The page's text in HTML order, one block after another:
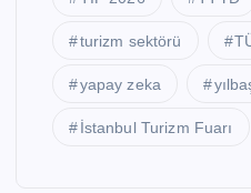
turizm sektörü
yapay zeka
İstanbul Turizm Fuarı